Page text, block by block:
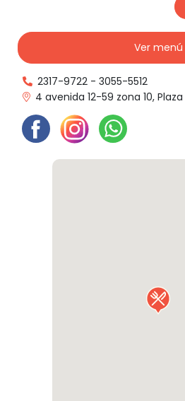
Ver menú
2317-9722 - 3055-5512
4 avenida 12-59 zona 10,